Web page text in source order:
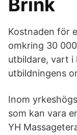
Brink
Kostnaden för
omkring 30
utbildare, vart i
utbildningens
Inom
som kan vara
YH